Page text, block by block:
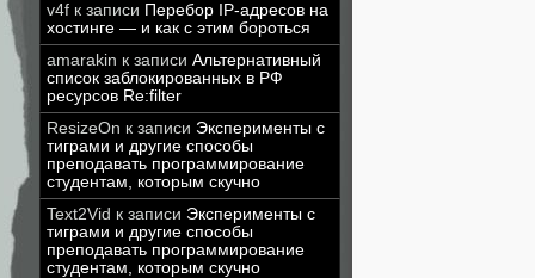
v4f к записи Перебор IP-адресов на
хостинге — и как с этим бороться
amarakin к записи Альтернативный
список заблокированных в РФ
ресурсов Re:filter
ResizeOn к записи Эксперименты с
тиграми и другие способы
преподавать программирование
студентам, которым скучно
Text2Vid к записи Эксперименты с
тиграми и другие способы
преподавать программирование
студентам, которым скучно